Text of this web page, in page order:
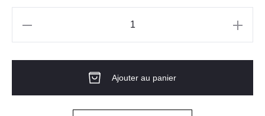
Femme
Ajouter au panier